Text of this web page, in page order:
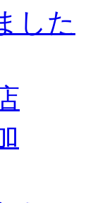
した